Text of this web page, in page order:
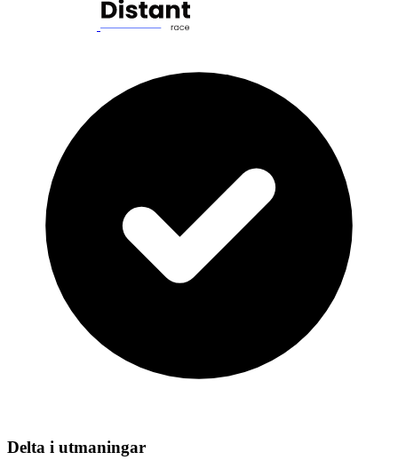
Delta i utmaningar